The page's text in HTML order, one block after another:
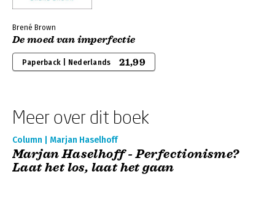
Brené Brown
De moed van imperfectie
Paperback | Nederlands 21,99
Meer over dit boek
Column | Marjan Haselhoff
Marjan Haselhoff - Perfectionisme?
Laat het los, laat het gaan